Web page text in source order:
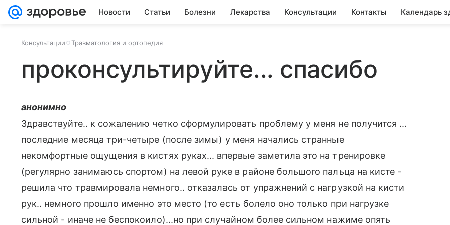
Новости Статьи Болезни Лекарства Консультации Контакты Календарь
Консультации Травматология и ортопедия
проконсультируйте... спасибо
анонимно
Здравствуйте.. к сожалению четко сформулировать проблему у меня не получится ...
последние месяца три-четыре (после зимы) у меня начались странные
некомфортные ощущения в кистях руках... впервые заметила это на тренировке
(регулярно занимаюсь спортом) на левой руке в районе большого пальца на кисте -
решила что травмировала немного.. отказалась от упражнений с нагрузкой на кисти
рук.. немного прошло именно это место (то есть болело оно только при нагрузке
сильной - иначе не беспокоило)...но при случайном более сильном нажиме опять